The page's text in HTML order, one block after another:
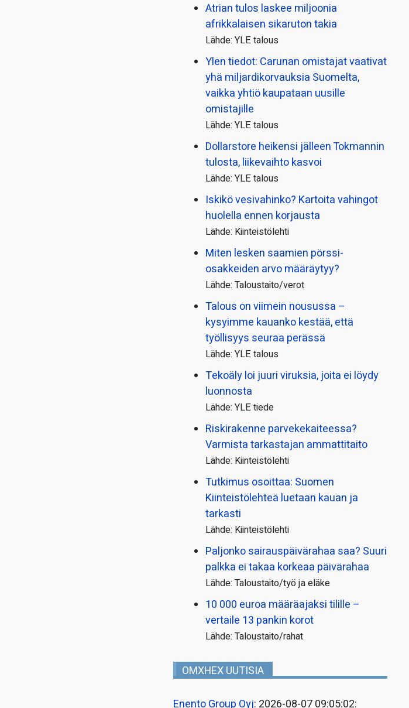
Atrian tulos laskee miljoonia
afrikkalaisen sikaruton takia
Lähde: YLE talous
Ylen tiedot: Carunan omistajat vaativat
yhä miljardi­korvauksia Suomelta,
vaikka yhtiö kaupataan uusille
omistajille
Lähde: YLE talous
Dollarstore heikensi jälleen Tokmannin
tulosta, liikevaihto kasvoi
Lähde: YLE talous
Iskikö vesivahinko? Kartoita vahingot
huolella ennen korjausta
Lähde: Kiinteistölehti
Miten lesken saamien pörssi­
osakkeiden arvo määräytyy?
Lähde: Taloustaito/verot
Talous on viimein nousussa –
kysyimme kauanko kestää, että
työllisyys seuraa perässä
Lähde: YLE talous
Tekoäly loi juuri viruksia, joita ei löydy
luonnosta
Lähde: YLE tiede
Riskirakenne parvekekaiteessa?
Varmista tarkastajan ammattitaito
Lähde: Kiinteistölehti
Tutkimus osoittaa: Suomen
Kiinteistölehteä luetaan kauan ja
tarkasti
Lähde: Kiinteistölehti
Paljonko sairauspäivä­rahaa saa? Suuri
palkka ei takaa korkeaa päivärahaa
Lähde: Taloustaito/työ ja eläke
10 000 euroa määräajaksi tilille –
vertaile 13 pankin korot
Lähde: Taloustaito/rahat
OMXHEX UUTISIA
Enento Group Oyj: 2026-08-07 09:05:02: